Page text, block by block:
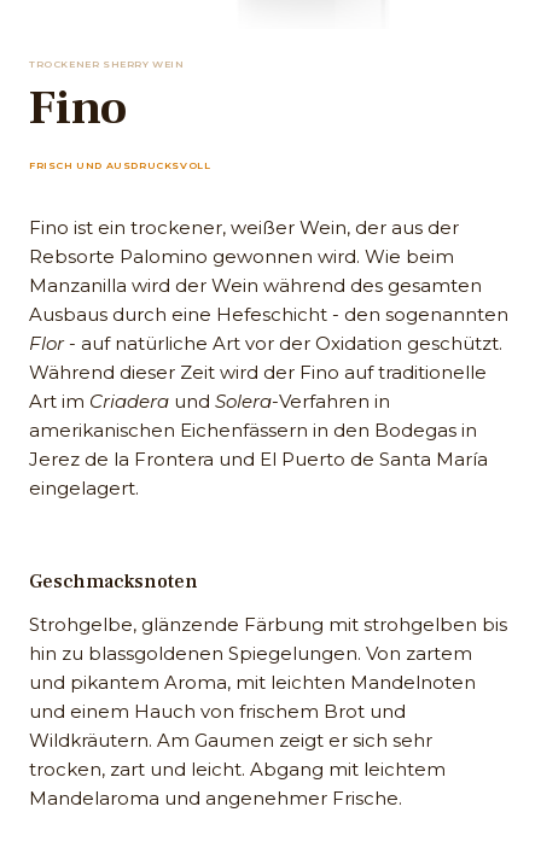
TROCKENER SHERRY WEIN
Fino
FRISCH UND AUSDRUCKSVOLL
Fino ist ein trockener, weißer Wein, der aus der
Rebsorte Palomino gewonnen wird. Wie beim
Manzanilla wird der Wein während des gesamten
Ausbaus durch eine Hefeschicht - den sogenannten
Flor- auf natürliche Art vor der Oxidation geschützt.
Während dieser Zeit wird der Fino auf traditionelle
Art im Criadera und Solera-Verfahren in
amerikanischen Eichenfässern in den Bodegas in
Jerez de la Frontera und El Puerto de Santa María
eingelagert.
Geschmacksnoten
Strohgelbe, glänzende Färbung mit strohgelben bis
hin zu blassgoldenen Spiegelungen. Von zartem
und pikantem Aroma, mit leichten Mandelnoten
und einem Hauch von frischem Brot und
Wildkräutern. Am Gaumen zeigt er sich sehr
trocken, zart und leicht. Abgang mit leichtem
Mandelaroma und angenehmer Frische.